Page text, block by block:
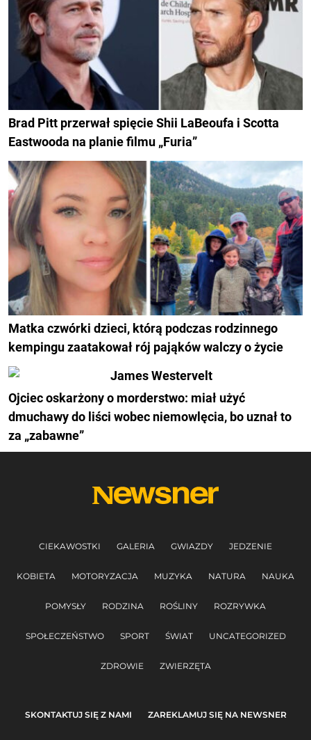
Brad Pitt przerwał spięcie Shii LaBeoufa i Scotta
Eastwooda na planie filmu „Furia”
Matka czwórki dzieci, którą podczas rodzinnego
kempingu zaatakował rój pająków walczy o życie
Ojciec oskarżony o morderstwo: miał użyć
dmuchawy do liści wobec niemowlęcia, bo uznał to
za „zabawne”
CIEKAWOSTKI GALERIA GWIAZDY JEDZENIE
KOBIETA MOTORYZACJA MUZYKA NATURA NAUKA
POMYSŁY RODZINA ROŚLINY ROZRYWKA
SPOŁECZEŃSTWO SPORT ŚWIAT UNCATEGORIZED
ZDROWIE ZWIERZĘTA
SKONTAKTUJ SIĘ Z NAMI ZAREKLAMUJ SIĘ NA NEWSNER